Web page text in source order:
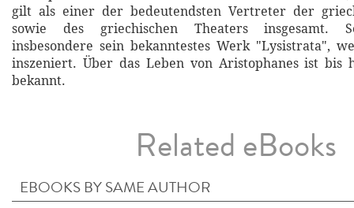
gilt als einer der bedeutendsten Vertreter der
sowie des griechischen Theaters insgesamt.
insbesondere sein bekanntestes Werk "Lysistrata",
inszeniert. Über das Leben von Aristophanes ist bis
bekannt.
Related eBooks
EBOOKS BY SAME AUTHOR